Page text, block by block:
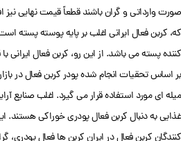
صورت وارداتی و گران باشند قطعاً قیمت نهایی
که، کربن فعال ایرانی اغلب بر پایه پوسته پسته
کننده پسته می باشد. از این رو، کربن فعال ایرانی
بر اساس تحقیات انجام شده پودر کربن فعال در
میله ای مورد استفاده قرار می گیرد. اغلب صنایع
غذایی به دنبال کربن فعال پودری خوراکی هستند.
کنندگان کربن فعال در ایران کربن ها فعال پودری،